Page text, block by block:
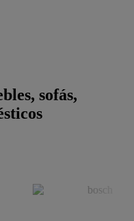
sofás,